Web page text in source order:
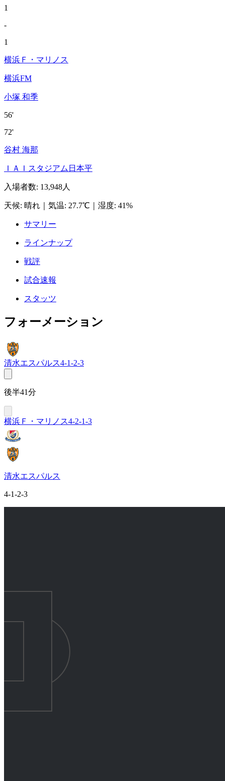
1
-
1
横浜Ｆ・マリノス
横浜FM
小塚 和季
56'
72'
谷村 海那
ＩＡＩスタジアム日本平
入場者数: 13,948人
天候: 晴れ 気温: 27.7℃ 湿度: 41%
サマリー
ラインナップ
戦評
試合速報
スタッツ
フォーメーション
清水エスパルス4-1-2-3
後半41分
横浜Ｆ・マリノス4-2-1-3
清水エスパルス
4-1-2-3